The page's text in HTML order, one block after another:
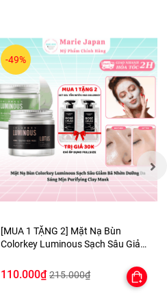
-49%
[MUA 1 TẶNG 2] Mặt Nạ Bùn
Colorkey Luminous Sạch Sâu Giảm
Purifying Clay Mask - TẶNG SET
SAMPLE 2 GEL TẮM
110.000₫ 215.000₫